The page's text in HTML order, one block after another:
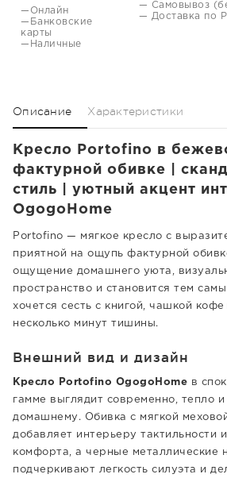
—Онлайн
—Банковские
карты
—Наличные
— Самовывоз
— Доставка по
Описание Характеристики
Кресло Portofino в
фактурной обивке |
стиль | уютный акцент
OgogoHome
Portofino — мягкое кресло с
приятной на ощупь фактурной
ощущение домашнего уюта,
пространство и становится тем
хочется сесть с книгой, чашкой
несколько минут тишины.
Внешний вид и дизайн
Кресло Portofino OgogoHome в
гамме выглядит современно, тепло
домашнему. Обивка с мягкой
добавляет интерьеру тактильности
комфорта, а черные металлические
подчеркивают легкость силуэта и